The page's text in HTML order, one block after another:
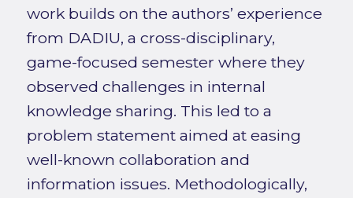
work builds on the authors’ experience
from DADIU, a cross-disciplinary,
game-focused semester where they
observed challenges in internal
knowledge sharing. This led to a
problem statement aimed at easing
well-known collaboration and
information issues. Methodologically,